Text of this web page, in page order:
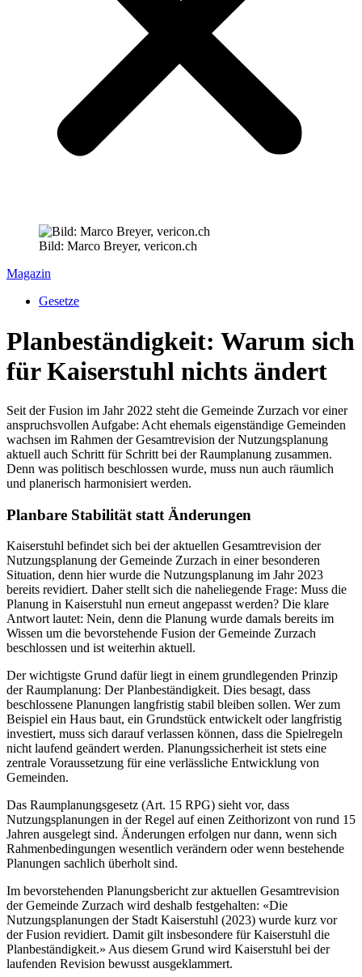
Bild: Marco Breyer, vericon.ch
Magazin
Gesetze
Planbeständigkeit: Warum sich
für Kaiserstuhl nichts ändert
Seit der Fusion im Jahr 2022 steht die Gemeinde Zurzach vor einer
anspruchsvollen Aufgabe: Acht ehemals eigenständige Gemeinden
wachsen im Rahmen der Gesamtrevision der Nutzungsplanung
aktuell auch Schritt für Schritt bei der Raumplanung zusammen.
Denn was politisch beschlossen wurde, muss nun auch räumlich
und planerisch harmonisiert werden.
Planbare Stabilität statt Änderungen
Kaiserstuhl befindet sich bei der aktuellen Gesamtrevision der
Nutzungsplanung der Gemeinde Zurzach in einer besonderen
Situation, denn hier wurde die Nutzungsplanung im Jahr 2023
bereits revidiert. Daher stellt sich die naheliegende Frage: Muss die
Planung in Kaiserstuhl nun erneut angepasst werden? Die klare
Antwort lautet: Nein, denn die Planung wurde damals bereits im
Wissen um die bevorstehende Fusion der Gemeinde Zurzach
beschlossen und ist weiterhin aktuell.
Der wichtigste Grund dafür liegt in einem grundlegenden Prinzip
der Raumplanung: Der Planbeständigkeit. Dies besagt, dass
beschlossene Planungen langfristig stabil bleiben sollen. Wer zum
Beispiel ein Haus baut, ein Grundstück entwickelt oder langfristig
investiert, muss sich darauf verlassen können, dass die Spielregeln
nicht laufend geändert werden. Planungssicherheit ist stets eine
zentrale Voraussetzung für eine verlässliche Entwicklung von
Gemeinden.
Das Raumplanungsgesetz (Art. 15 RPG) sieht vor, dass
Nutzungsplanungen in der Regel auf einen Zeithorizont von rund 15
Jahren ausgelegt sind. Änderungen erfolgen nur dann, wenn sich
Rahmenbedingungen wesentlich verändern oder wenn bestehende
Planungen sachlich überholt sind.
Im bevorstehenden Planungsbericht zur aktuellen Gesamtrevision
der Gemeinde Zurzach wird deshalb festgehalten: «Die
Nutzungsplanungen der Stadt Kaiserstuhl (2023) wurde kurz vor
der Fusion revidiert. Damit gilt insbesondere für Kaiserstuhl die
Planbeständigkeit.» Aus diesem Grund wird Kaiserstuhl bei der
laufenden Revision bewusst ausgeklammert.